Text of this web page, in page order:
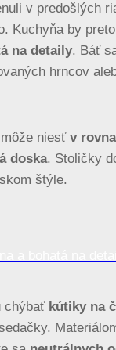
v predošlých
Kuchyňa by
na detaily. Báť
hrncov
niesť v
doska. Stoličky
štýle.
chýbať kútiky na